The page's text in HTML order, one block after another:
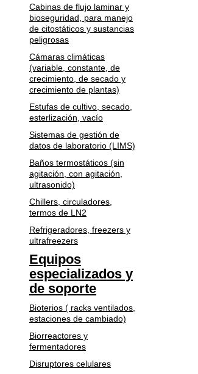
Cabinas de flujo laminar y
bioseguridad, para manejo
de citostáticos y sustancias
peligrosas
Cámaras climáticas
(variable, constante, de
crecimiento, de secado y
crecimiento de plantas)
Estufas de cultivo, secado,
esterlización, vacío
Sistemas de gestión de
datos de laboratorio (LIMS)
Baños termostáticos (sin
agitación, con agitación,
ultrasonido)
Chillers, circuladores,
termos de LN2
Refrigeradores, freezers y
ultrafreezers
Equipos
especializados y
de soporte
Bioterios ( racks ventilados,
estaciones de cambiado)
Biorreactores y
fermentadores
Disruptores celulares